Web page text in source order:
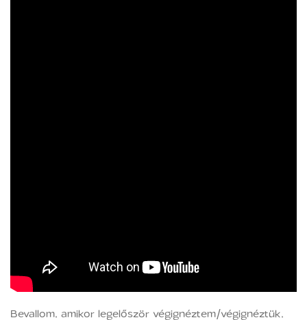
Bevallom, amikor legelőször végignéztem/végignéztük,